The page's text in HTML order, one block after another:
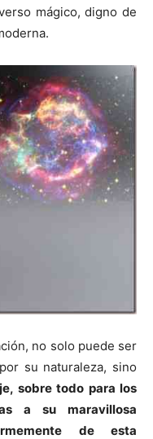
mágico, digno de
no solo puede ser
su naturaleza, sino
sobre todo para los
a su maravillosa
de esta